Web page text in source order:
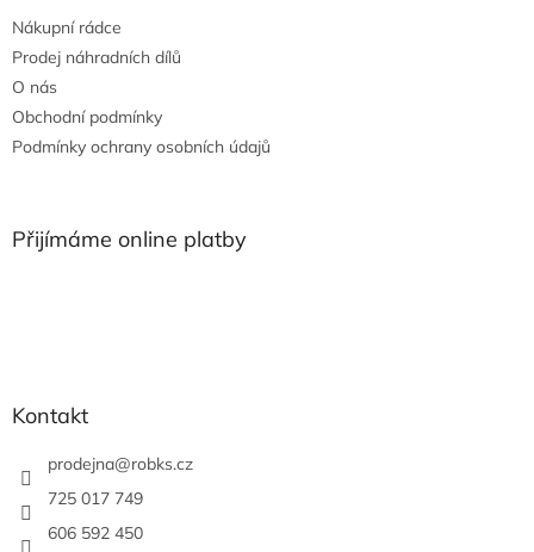
Nákupní rádce
Prodej náhradních dílů
O nás
Obchodní podmínky
Podmínky ochrany osobních údajů
Přijímáme online platby
Kontakt
prodejna@robks.cz
725 017 749
606 592 450